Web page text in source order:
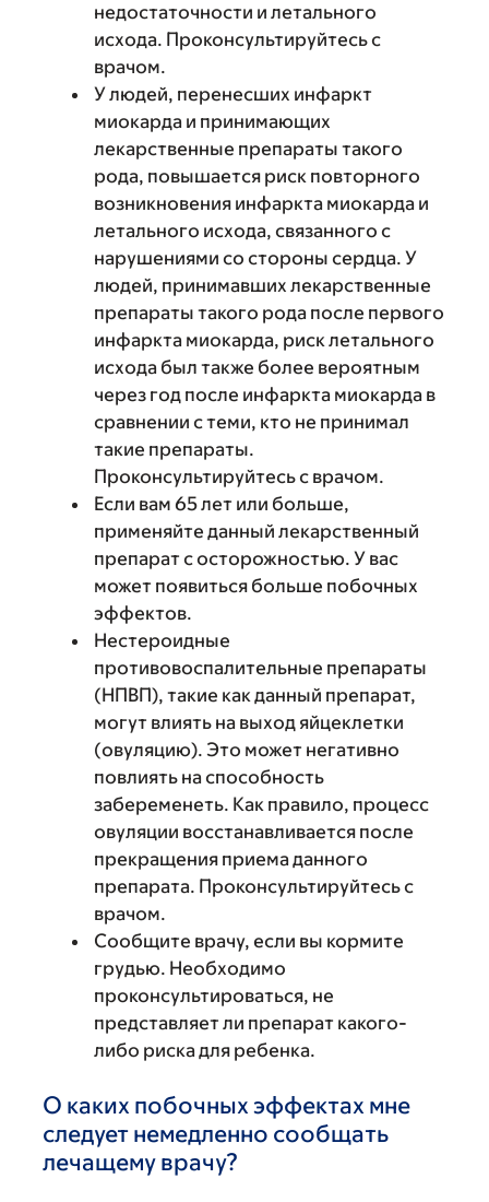
недостаточности и летального
исхода. Проконсультируйтесь с
врачом.
У людей, перенесших инфаркт
миокарда и принимающих
лекарственные препараты такого
рода, повышается риск повторного
возникновения инфаркта миокарда и
летального исхода, связанного с
нарушениями со стороны сердца. У
людей, принимавших лекарственные
препараты такого рода после первого
инфаркта миокарда, риск летального
исхода был также более вероятным
через год после инфаркта миокарда в
сравнении с теми, кто не принимал
такие препараты.
Проконсультируйтесь с врачом.
Если вам 65 лет или больше,
применяйте данный лекарственный
препарат с осторожностью. У вас
может появиться больше побочных
эффектов.
Нестероидные
противовоспалительные препараты
(НПВП), такие как данный препарат,
могут влиять на выход яйцеклетки
(овуляцию). Это может негативно
повлиять на способность
забеременеть. Как правило, процесс
овуляции восстанавливается после
прекращения приема данного
препарата. Проконсультируйтесь с
врачом.
Сообщите врачу, если вы кормите
грудью. Необходимо
проконсультироваться, не
представляет ли препарат какого-
либо риска для ребенка.
О каких побочных эффектах мне
следует немедленно сообщать
лечащему врачу?